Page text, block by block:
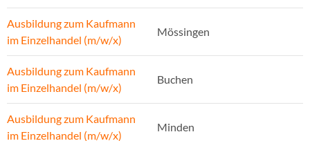
Ausbildung zum Kaufmann
im Einzelhandel (m/w/x)
Mössingen
Ausbildung zum Kaufmann
im Einzelhandel (m/w/x)
Buchen
Ausbildung zum Kaufmann
im Einzelhandel (m/w/x)
Minden